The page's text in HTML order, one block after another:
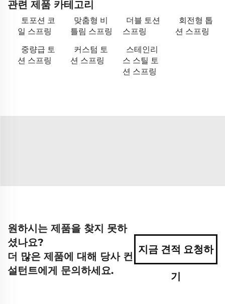
관련 제품 카테고리
토포션 코
일 스프링
맞춤형 비
틀림 스프링
더블 토션
스프링
회전형 톱
션 스프링
중량급 토
션 스프링
커스텀 토
션 스프링
스테인리
스 스틸 토
션 스프링
원하시는 제품을 찾지 못하
셨나요?
더 많은 제품에 대해 당사 컨
설턴트에게 문의하세요.
지금 견적 요청하
기